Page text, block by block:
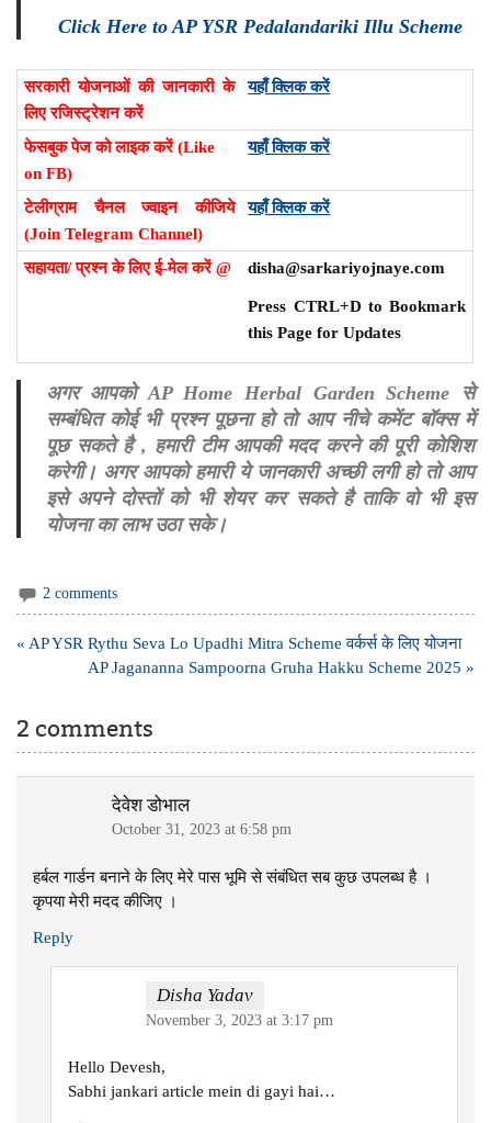
Click Here to AP YSR Pedalandariki Illu Scheme
सरकारी योजनाओं की जानकारी के
लिए रजिस्ट्रेशन करें
यहाँ क्लिक करें
फेसबुक पेज को लाइक करें (Like
on FB)
यहाँ क्लिक करें
टेलीग्राम चैनल ज्वाइन कीजिये
(Join Telegram Channel)
यहाँ क्लिक करें
सहायता/ प्रश्न के लिए ई-मेल करें @ disha@sarkariyojnaye.com
Press CTRL+D to Bookmark
this Page for Updates
अगर आपको AP Home Herbal Garden Scheme से
सम्बंधित कोई भी प्रश्न पूछना हो तो आप नीचे कमेंट बॉक्स में
पूछ सकते है , हमारी टीम आपकी मदद करने की पूरी कोशिश
करेगी। अगर आपको हमारी ये जानकारी अच्छी लगी हो तो आप
इसे अपने दोस्तों को भी शेयर कर सकते है ताकि वो भी इस
योजना का लाभ उठा सके।
2 comments
Post
« AP YSR Rythu Seva Lo Upadhi Mitra Scheme वर्कर्स के लिए योजना
AP Jagananna Sampoorna Gruha Hakku Scheme 2025 »
2 comments
देवेश डोभाल
October 31, 2023 at 6:58 pm
हर्बल गार्डन बनाने के लिए मेरे पास भूमि से संबंधित सब कुछ उपलब्ध है ।
कृपया मेरी मदद कीजिए ।
Reply
Disha Yadav
November 3, 2023 at 3:17 pm
Hello Devesh,
Sabhi jankari article mein di gayi hai…